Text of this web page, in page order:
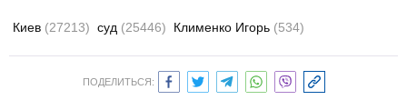
Киев (27213) суд (25446) Клименко Игорь (534)
ПОДЕЛИТЬСЯ: